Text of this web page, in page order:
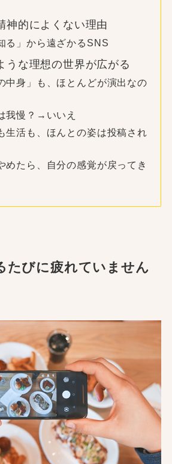
神的によくない理由
る」から遠ざかるSNS
うな理想の世界が広がる
中身」も、ほとんどが演出なの
我慢？→いいえ
生活も、ほんとの姿は投稿され
めたら、自分の感覚が戻ってき
たびに疲れていません